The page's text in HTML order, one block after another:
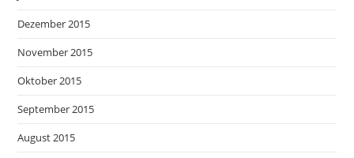
Dezember 2015
November 2015
Oktober 2015
September 2015
August 2015